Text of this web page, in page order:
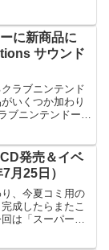
いうニュースを
に新商品に
サウンド
ラブニンテンド
いくつか加わり
ブニンテンドーに
、『Touch!
発売＆イベ
月25日）
、今夏コミ用の
成したらまたこ
は「スーパーフ